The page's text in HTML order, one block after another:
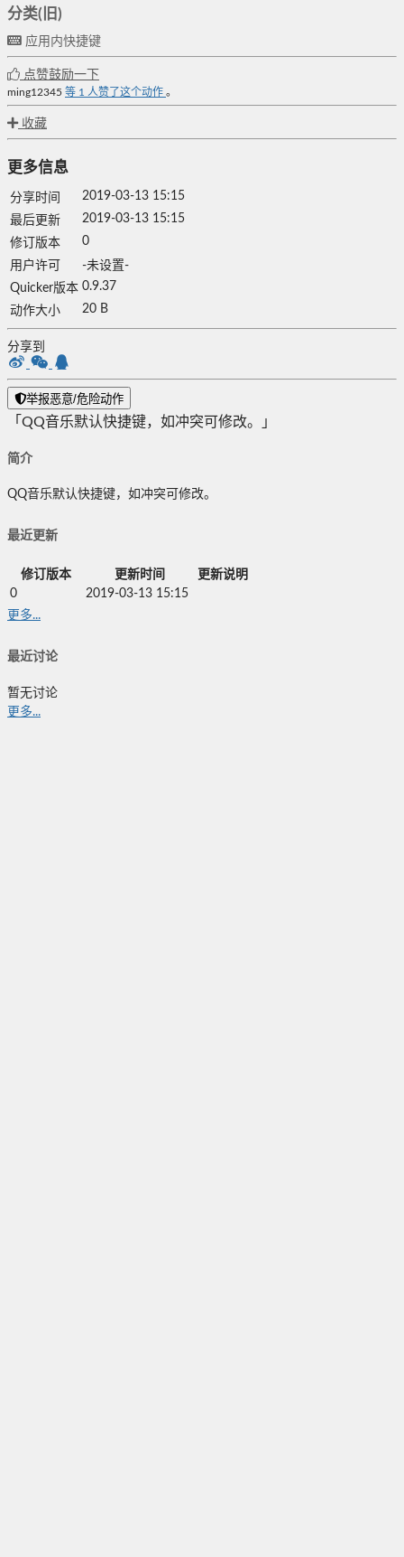
分类(旧)
应用内快捷键
点赞鼓励一下
ming12345 等 1 人赞了这个动作 。
收藏
更多信息
分享时间
2019-03-13 15:15
最后更新
2019-03-13 15:15
修订版本
0
用户许可
-未设置-
Quicker版本 0.9.37
动作大小
20 B
分享到
举报恶意/危险动作
「QQ音乐默认快捷键，如冲突可修改。」
简介
QQ音乐默认快捷键，如冲突可修改。
最近更新
修订版本 更新时间
更新说明
0
2019-03-13 15:15
更多...
最近讨论
暂无讨论
更多...